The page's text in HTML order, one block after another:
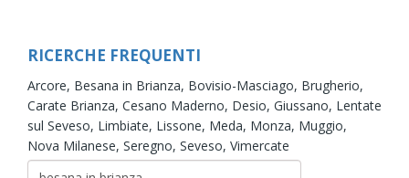
RICERCHE FREQUENTI
Arcore, Besana in Brianza, Bovisio-Masciago, Brugherio,
Carate Brianza, Cesano Maderno, Desio, Giussano, Lentate
sul Seveso, Limbiate, Lissone, Meda, Monza, Muggio,
Nova Milanese, Seregno, Seveso, Vimercate